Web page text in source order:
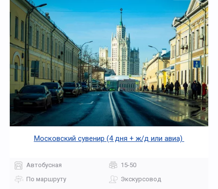
Московский сувенир (4 дня + ж/д или авиа)
Автобусная
15-50
По маршруту
Экскурсовод